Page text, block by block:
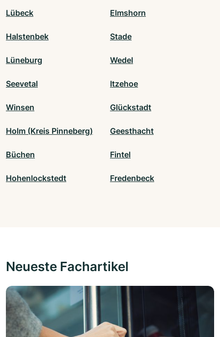
Lübeck Elmshorn
Halstenbek Stade
Lüneburg Wedel
Seevetal Itzehoe
Winsen Glückstadt
Holm (Kreis Pinneberg) Geesthacht
Büchen Fintel
Hohenlockstedt Fredenbeck
Neueste Fachartikel